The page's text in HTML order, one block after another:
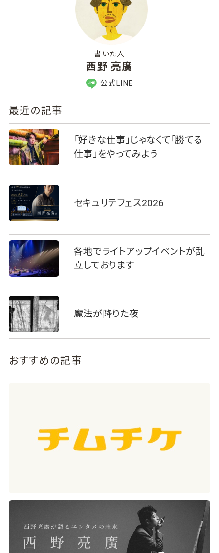
書いた人
西野 亮廣
公式LINE
最近の記事
「好きな仕事」じゃなくて「勝てる
仕事」をやってみよう
セキュリテフェス2026
各地でライトアップイベントが乱
立しております
魔法が降りた夜
おすすめの記事